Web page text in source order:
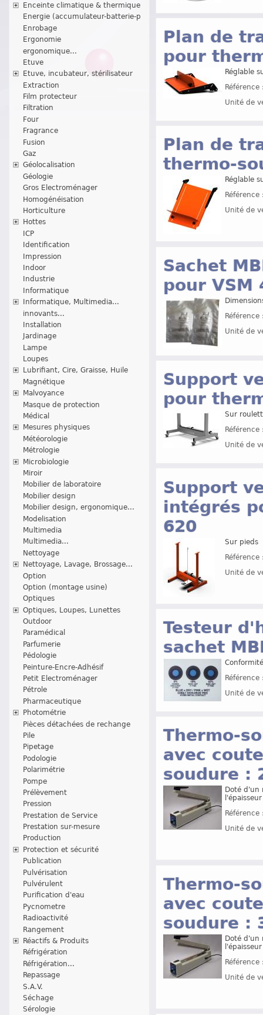
Enceinte climatique & thermique
Energie (accumulateur-batterie-p
Enrobage
Ergonomie
ergonomique...
Etuve
Etuve, incubateur, stérilisateur
Extraction
Film protecteur
Filtration
Four
Fragrance
Fusion
Gaz
Géolocalisation
Géologie
Gros Electroménager
Homogénéisation
Horticulture
Hottes
ICP
Identification
Impression
Indoor
Industrie
Informatique
Informatique, Multimedia...
innovants...
Installation
Jardinage
Lampe
Loupes
Lubrifiant, Cire, Graisse, Huile
Magnétique
Malvoyance
Masque de protection
Médical
Mesures physiques
Météorologie
Métrologie
Microbiologie
Miroir
Mobilier de laboratoire
Mobilier design
Mobilier design, ergonomique...
Modelisation
Multimedia
Multimedia...
Nettoyage
Nettoyage, Lavage, Brossage...
Option
Option (montage usine)
Optiques
Optiques, Loupes, Lunettes
Outdoor
Paramédical
Parfumerie
Pédologie
Peinture-Encre-Adhésif
Petit Electroménager
Pétrole
Pharmaceutique
Photométrie
Pièces détachées de rechange
Pile
Pipetage
Podologie
Polarimétrie
Pompe
Prélèvement
Pression
Prestation de Service
Prestation sur-mesure
Production
Protection et sécurité
Publication
Pulvérisation
Pulvérulent
Purification d'eau
Pycnometre
Radioactivité
Rangement
Réactifs & Produits
Réfrigération
Réfrigération...
Repassage
S.A.V.
Séchage
Sérologie
Plan de
pour
Réglable
Unité de
Plan de
thermo-
Réglable
Unité de
Sachet
pour VSM
Unité de
Support
pour
Sur
Unité de
Support
intégrés
620
Sur pieds
Unité de
Testeur
sachet
Unité de
Thermo-
avec
soudure :
Doté d'un
Unité de
Thermo-
avec
soudure :
Doté d'un
Unité de